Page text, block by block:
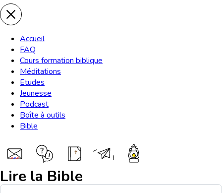
Accueil
FAQ
Cours formation biblique
Méditations
Etudes
Jeunesse
Podcast
Boîte à outils
Bible
Lire la Bible